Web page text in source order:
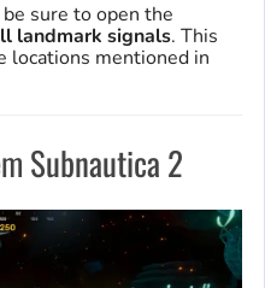
sure to open the
landmark signals. This
locations mentioned in
Subnautica 2